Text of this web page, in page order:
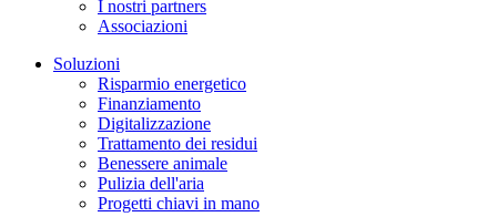
I nostri partners
Associazioni
Soluzioni
Risparmio energetico
Finanziamento
Digitalizzazione
Trattamento dei residui
Benessere animale
Pulizia dell'aria
Progetti chiavi in mano